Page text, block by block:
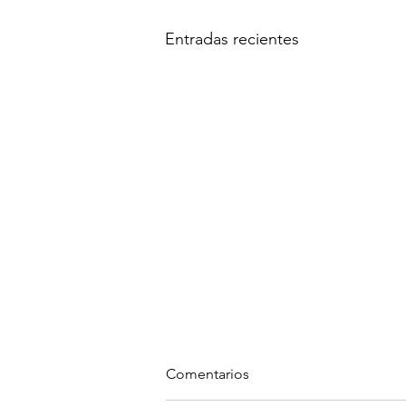
Entradas recientes
Comentarios